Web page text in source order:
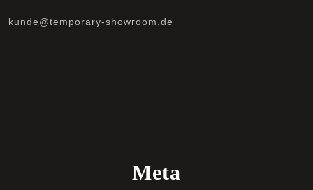
kunde@temporary-showroom.de
Meta